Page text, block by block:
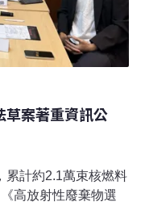
必須確保
草案著重資訊公
累計約2.1萬束核燃料
高放射性廢棄物選